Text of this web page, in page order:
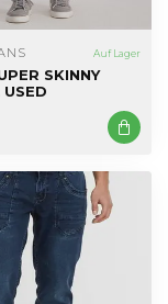
Auf Lager
SKINNY